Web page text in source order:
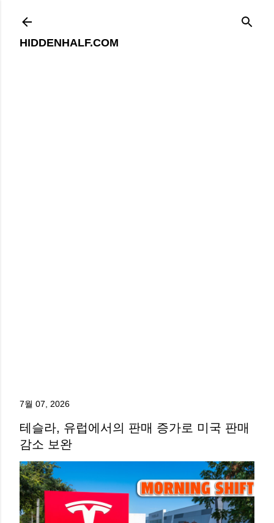
HIDDENHALF.COM
7월 07, 2026
테슬라, 유럽에서의 판매 증가로 미국 판매
감소 보완